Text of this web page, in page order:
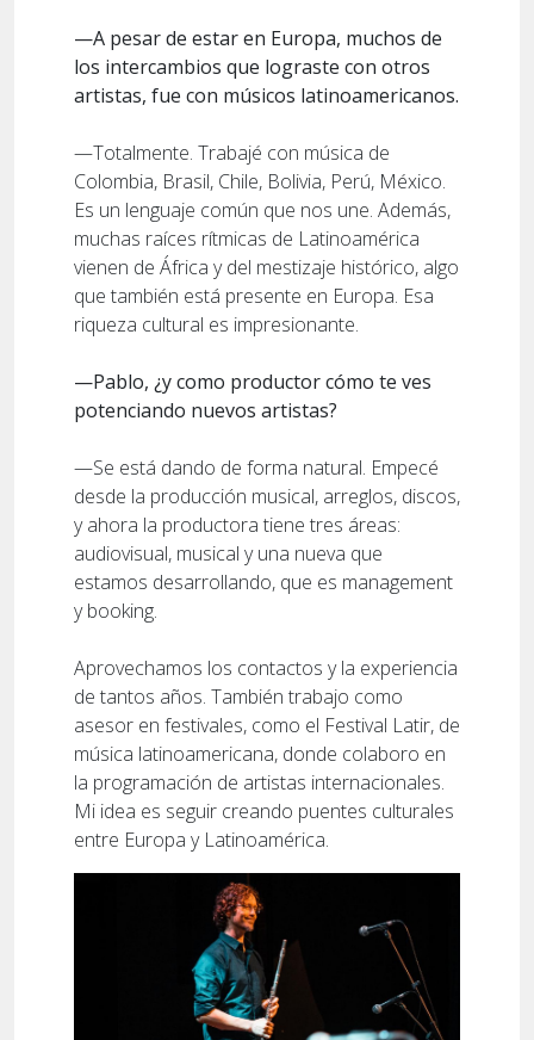
—A pesar de estar en Europa, muchos de
los intercambios que lograste con otros
artistas, fue con músicos latinoamericanos.
—Totalmente. Trabajé con música de
Colombia, Brasil, Chile, Bolivia, Perú, México.
Es un lenguaje común que nos une. Además,
muchas raíces rítmicas de Latinoamérica
vienen de África y del mestizaje histórico, algo
que también está presente en Europa. Esa
riqueza cultural es impresionante.
—Pablo, ¿y como productor cómo te ves
potenciando nuevos artistas?
—Se está dando de forma natural. Empecé
desde la producción musical, arreglos, discos,
y ahora la productora tiene tres áreas:
audiovisual, musical y una nueva que
estamos desarrollando, que es management
y booking.
Aprovechamos los contactos y la experiencia
de tantos años. También trabajo como
asesor en festivales, como el Festival Latir, de
música latinoamericana, donde colaboro en
la programación de artistas internacionales.
Mi idea es seguir creando puentes culturales
entre Europa y Latinoamérica.